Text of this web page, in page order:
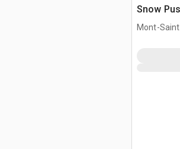
Snow
Mont-